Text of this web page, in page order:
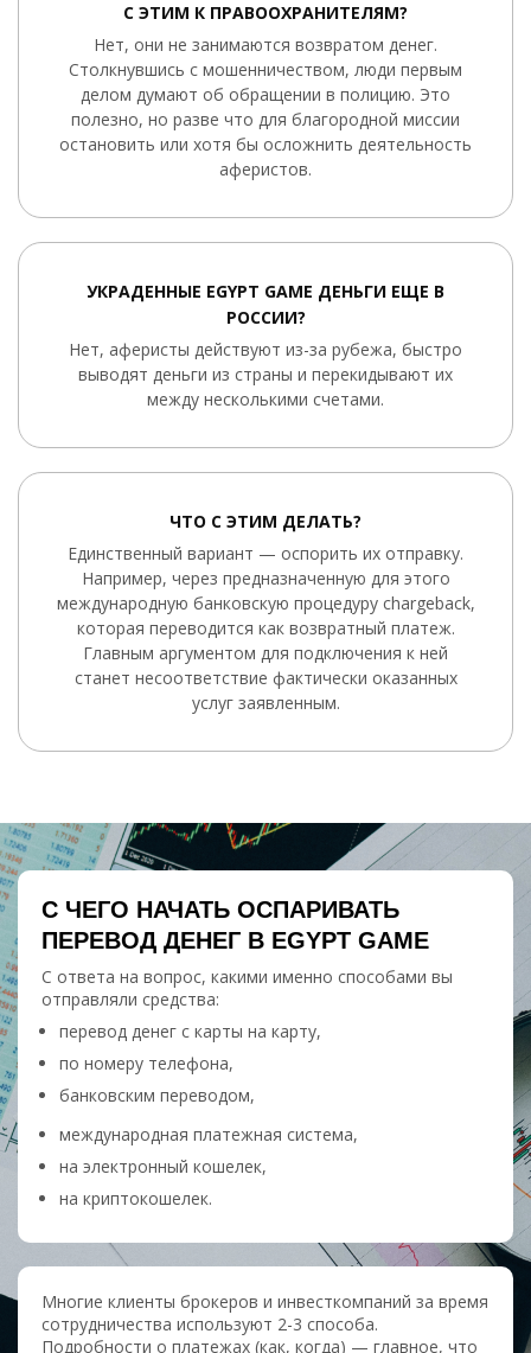
С ЭТИМ К ПРАВООХРАНИТЕЛЯМ?
Нет, они не занимаются возвратом денег.
Столкнувшись с мошенничеством, люди первым
делом думают об обращении в полицию. Это
полезно, но разве что для благородной миссии
остановить или хотя бы осложнить деятельность
аферистов.
УКРАДЕННЫЕ EGYPT GAME ДЕНЬГИ ЕЩЕ В
РОССИИ?
Нет, аферисты действуют из-за рубежа, быстро
выводят деньги из страны и перекидывают их
между несколькими счетами.
ЧТО С ЭТИМ ДЕЛАТЬ?
Единственный вариант — оспорить их отправку.
Например, через предназначенную для этого
международную банковскую процедуру chargeback,
которая переводится как возвратный платеж.
Главным аргументом для подключения к ней
станет несоответствие фактически оказанных
услуг заявленным.
С ЧЕГО НАЧАТЬ ОСПАРИВАТЬ
ПЕРЕВОД ДЕНЕГ В EGYPT GAME
С ответа на вопрос, какими именно способами вы
отправляли средства:
перевод денег с карты на карту,
по номеру телефона,
банковским переводом,
международная платежная система,
на электронный кошелек,
на криптокошелек.
Многие клиенты брокеров и инвесткомпаний за время
сотрудничества используют 2-3 способа.
Подробности о платежах (как, когда) — главное, что